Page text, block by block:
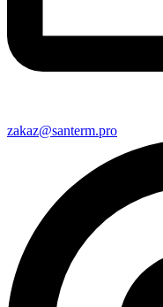
zakaz@santerm.pro